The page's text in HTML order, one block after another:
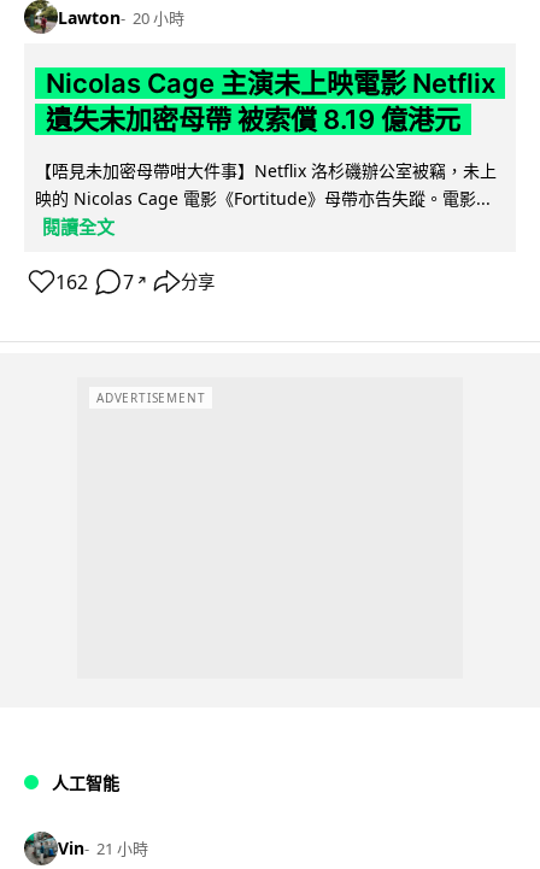
Lawton 20 小時
Nicolas Cage 主演未上映電影 Netflix
遺失未加密母帶 被索償 8.19 億港元
【唔見未加密母帶咁大件事】Netflix 洛杉磯辦公室被竊，未上
映的 Nicolas Cage 電影《Fortitude》母帶亦告失蹤。電影...
閱讀全文
162 7 ↗ 分享
ADVERTISEMENT
人工智能
Vin 21 小時